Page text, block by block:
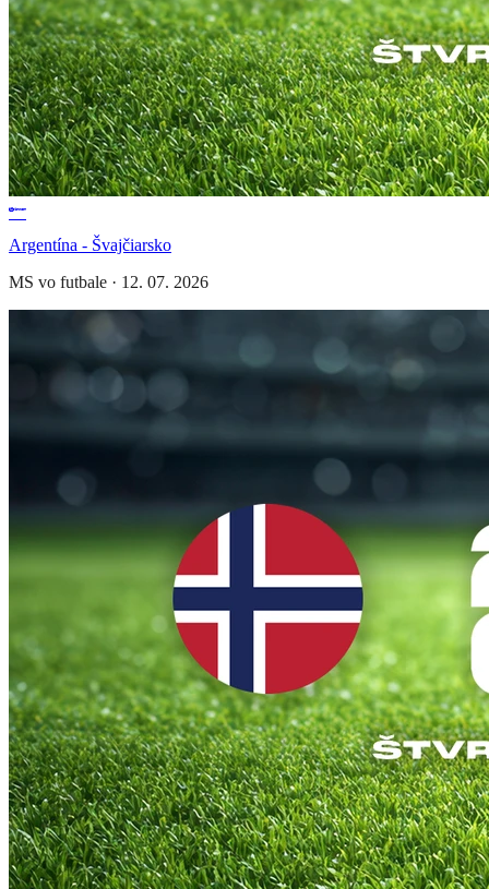
Argentína - Švajčiarsko
MS vo futbale · 12. 07. 2026